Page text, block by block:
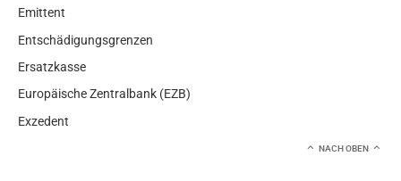
Emittent
Entschädigungsgrenzen
Ersatzkasse
Europäische Zentralbank (EZB)
Exzedent
NACH OBEN